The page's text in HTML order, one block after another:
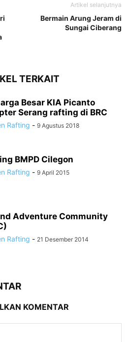
Artikel selanjutnya
Bermain Arung Jeram di
Sungai Ciberang
TERKAIT
Besar KIA Picanto
Serang rafting di BRC
Rafting - 9 Agustus 2018
BMPD Cilegon
Rafting - 9 April 2015
Adventure Community
Rafting - 21 Desember 2014
KOMENTAR